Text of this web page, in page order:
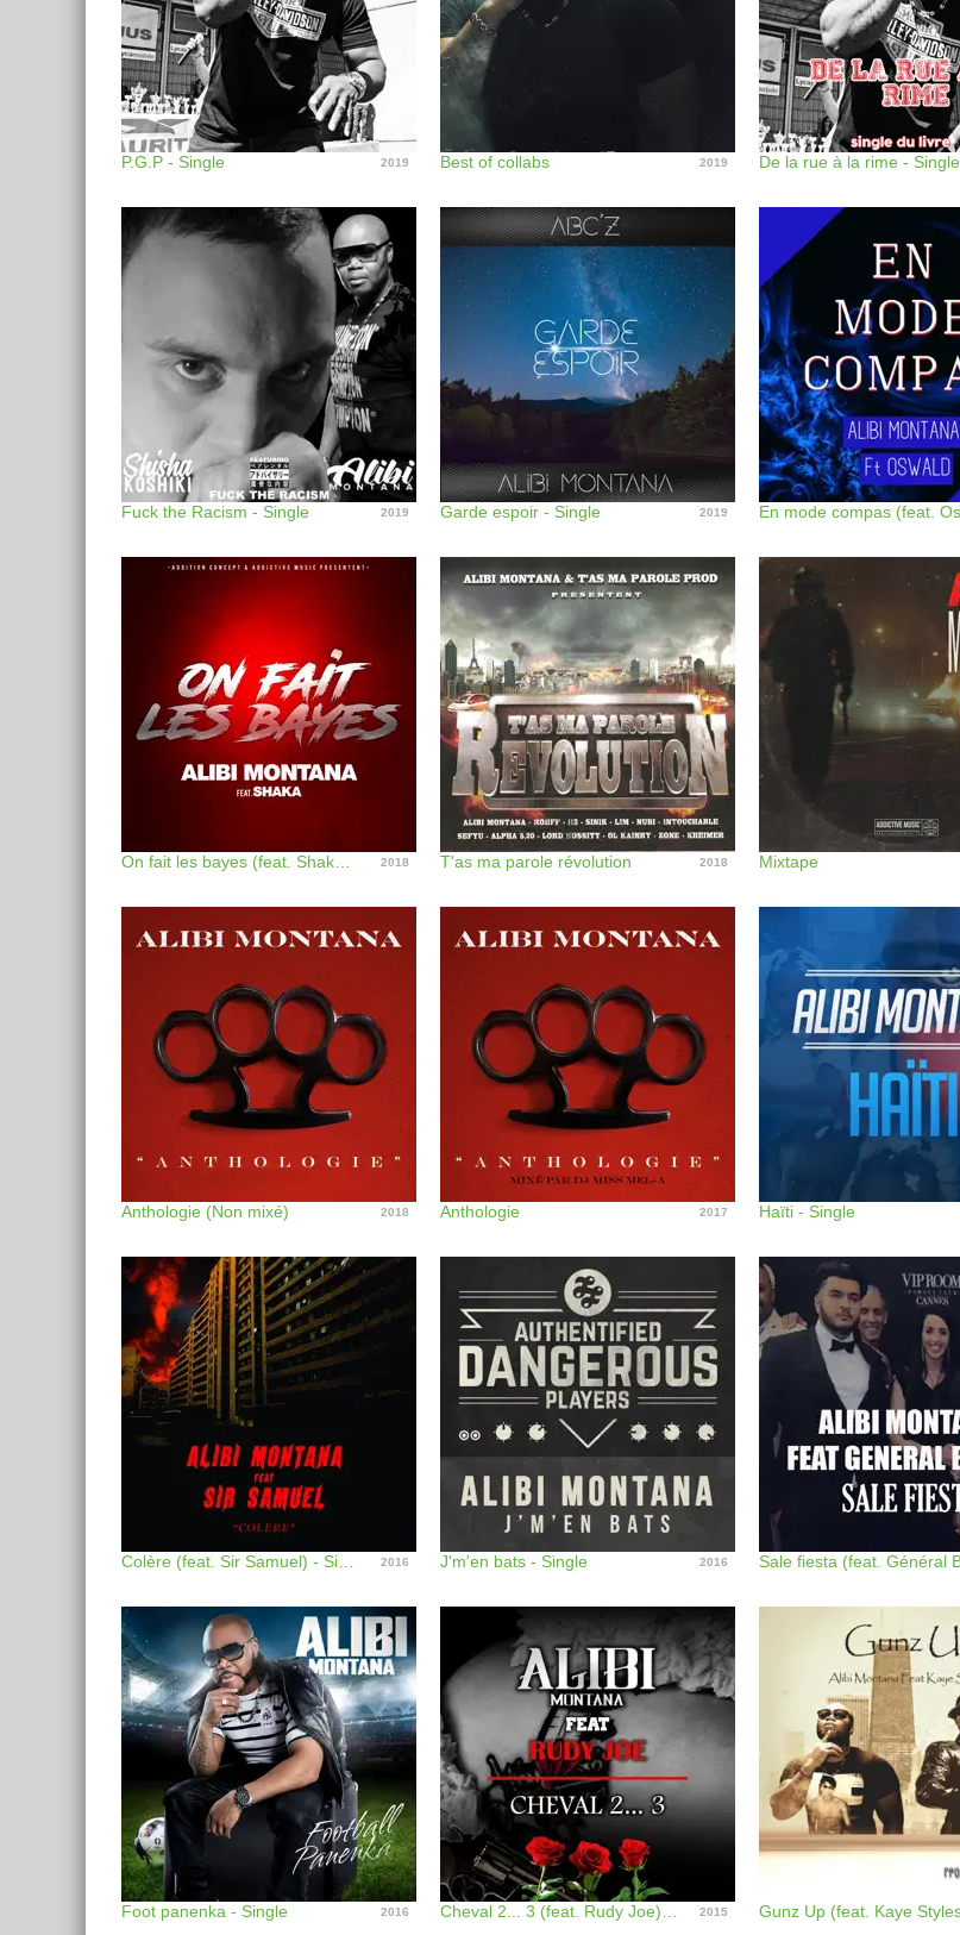
P.G.P - Single 2019 Best of collabs 2019 De la rue à la rime - Single
Fuck the Racism - Single 2019 Garde espoir - Single 2019
2018 T'as ma parole révolution 2018 Mixtape
Anthologie (Non mixé) 2018 Anthologie 2017 Haïti - Single
2016 J'm'en bats - Single 2016
Foot panenka - Single 2016 2015